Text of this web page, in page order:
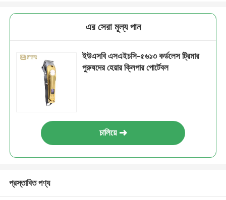
এর সেরা মূল্য পান
ইউএসবি এসএইচসি-৫৬১৩ কর্ডলেস ট্রিমার
পুরুষদের হেয়ার ক্লিপার পোর্টেবল
চালিয়ে
প্রস্তাবিত পণ্য